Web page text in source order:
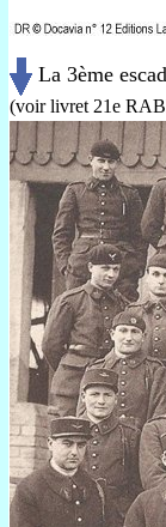
La 3ème
(voir livret 21e